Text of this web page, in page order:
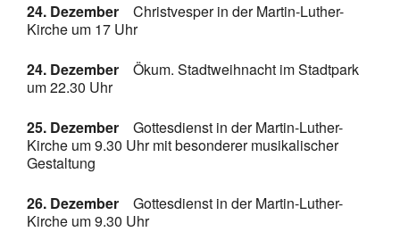
24. Dezember
Christvesper in der Martin-Luther-
Kirche um 17 Uhr
24. Dezember Ökum. Stadtweihnacht im Stadtpark
um 22.30 Uhr
25. Dezember Gottesdienst in der Martin-Luther-
Kirche um 9.30 Uhr mit besonderer musikalischer
Gestaltung
26. Dezember Gottesdienst in der Martin-Luther-
Kirche um 9.30 Uhr